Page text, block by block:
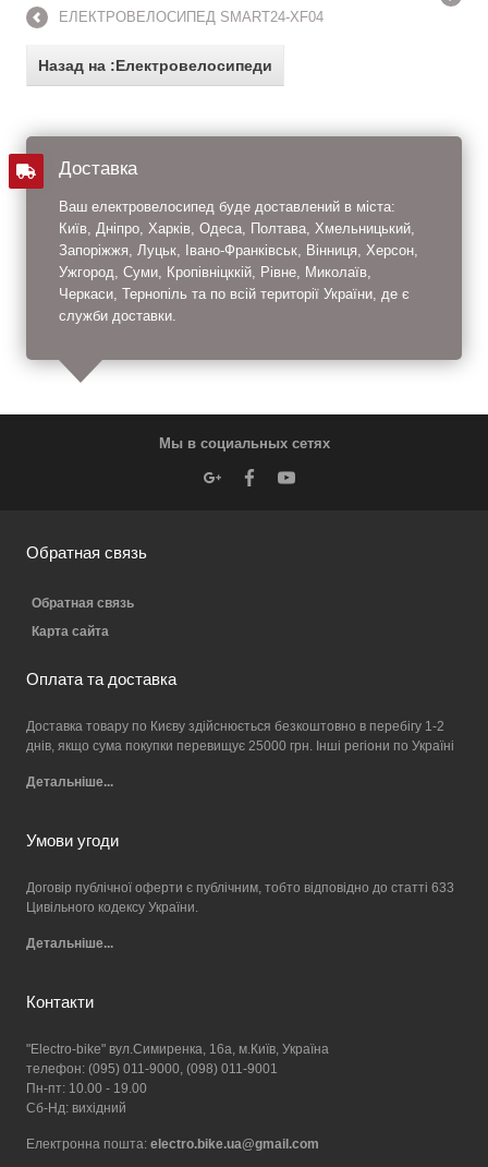
ЕЛЕКТРОВЕЛОСИПЕД SMART24-XF04
Назад на :Електровелосипеди
Доставка
Ваш електровелосипед буде доставлений в міста:
Київ, Дніпро, Харків, Одеса, Полтава, Хмельницький,
Запоріжжя, Луцьк, Івано-Франківськ, Вінниця, Херсон,
Ужгород, Суми, Кропівніцккій, Рівне, Миколаїв,
Черкаси, Тернопіль та по всій території України, де є
служби доставки.
Мы в социальных сетях
Обратная связь
Обратная связь
Карта сайта
Оплата та доставка
Доставка товару по Києву здійснюється безкоштовно в перебігу 1-2
днів, якщо сума покупки перевищує 25000 грн. Інші регіони по Україні
Детальніше...
Умови угоди
Договір публічної оферти є публічним, тобто відповідно до статті 633
Цивільного кодексу України.
Детальніше...
Контакти
"Electro-bike" вул.Симиренка, 16а, м.Київ, Україна
телефон: (095) 011-9000, (098) 011-9001
Пн-пт: 10.00 - 19.00
Сб-Нд: вихідний
Електронна пошта: electro.bike.ua@gmail.com